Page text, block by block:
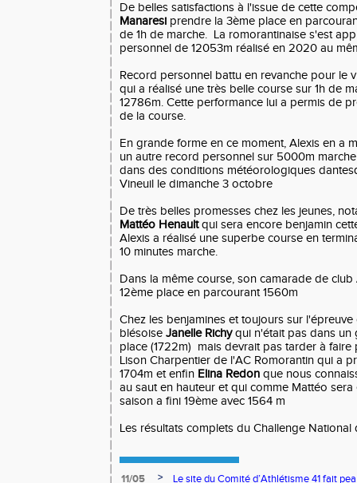
De belles satisfactions à l'issue de cette
Manaresi prendre la 3ème place en
de 1h de marche. La romorantinaise s'est
personnel de 12053m réalisé en 2020 au
Record personnel battu en revanche pour le
qui a réalisé une très belle course sur 1h de
12786m. Cette performance lui a permis de
de la course.
En grande forme en ce moment, Alexis en a
un autre record personnel sur 5000m
dans des conditions météorologiques
Vineuil le dimanche 3 octobre
De très belles promesses chez les jeunes,
Mattéo Henaultqui sera encore benjamin
Alexis a réalisé une superbe course en
10 minutes marche.
Dans la même course, son camarade de club
12ème place en parcourant 1560m
Chez les benjamines et toujours sur l'épreuve
blésoise Janelle Richyqui n'était pas dans
place (1722m) mais devrait pas tarder à
Lison Charpentier de l'AC Romorantin qui a
1704m et enfin Elina Redon que nous
au saut en hauteur et qui comme Mattéo
saison a fini 19ème avec 1564 m
Les résultats complets du Challenge
11/05 >
Le site du Comité d’Athlétisme 41 fait